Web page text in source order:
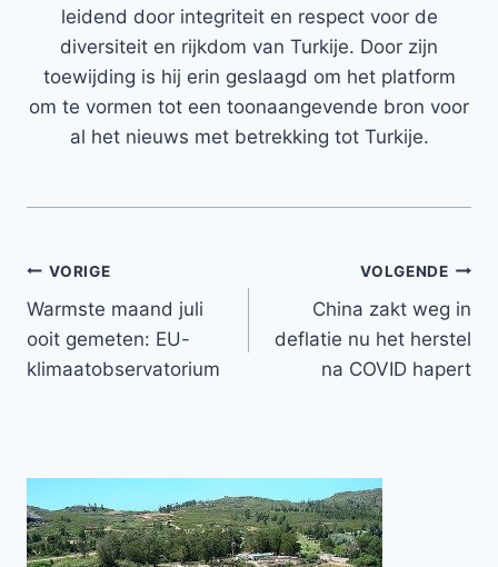
leidend door integriteit en respect voor de
diversiteit en rijkdom van Turkije. Door zijn
toewijding is hij erin geslaagd om het platform
om te vormen tot een toonaangevende bron voor
al het nieuws met betrekking tot Turkije.
Bericht
navigatie
VORIGE
Warmste maand juli
ooit gemeten: EU-
klimaatobservatorium
VOLGENDE
China zakt weg in
deflatie nu het herstel
na COVID hapert